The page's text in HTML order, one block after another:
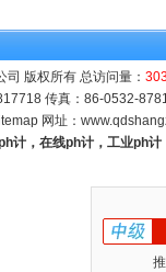
版权所有 总访问量：
传真：86-0532-
网址：
计，在线ph计，工业ph